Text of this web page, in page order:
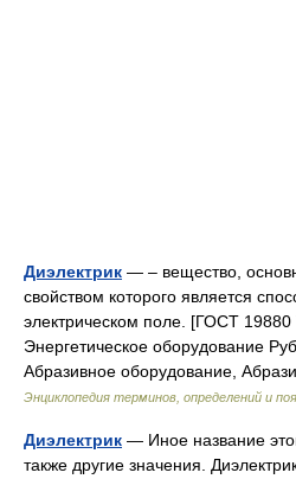
Диэлектрик — – вещество,
свойством которого является
электрическом поле. [ГОСТ
Энергетическое оборудование
Абразивное оборудование,
Энциклопедия терминов, определений и
Диэлектрик — Иное название
также другие значения.